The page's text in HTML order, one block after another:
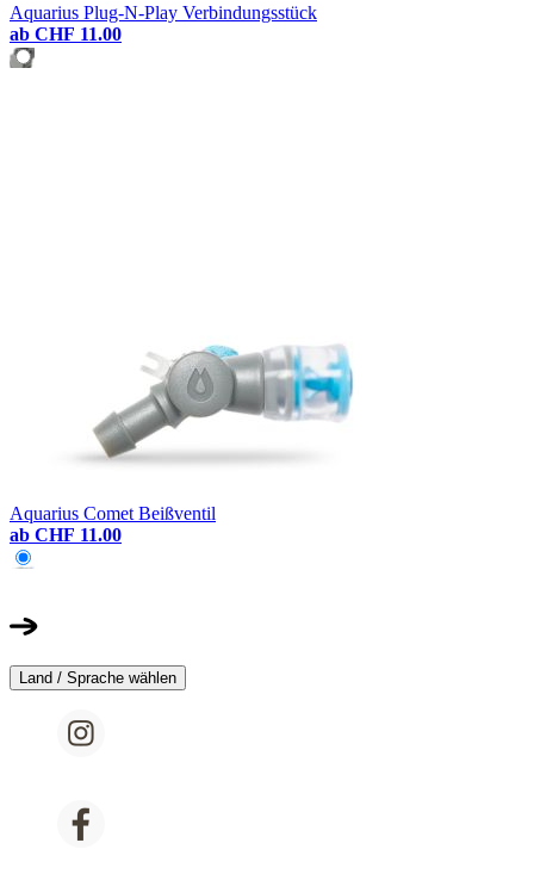
Aquarius Plug-N-Play Verbindungsstück
ab CHF 11.00
Aquarius Comet Beißventil
ab CHF 11.00
Land / Sprache wählen